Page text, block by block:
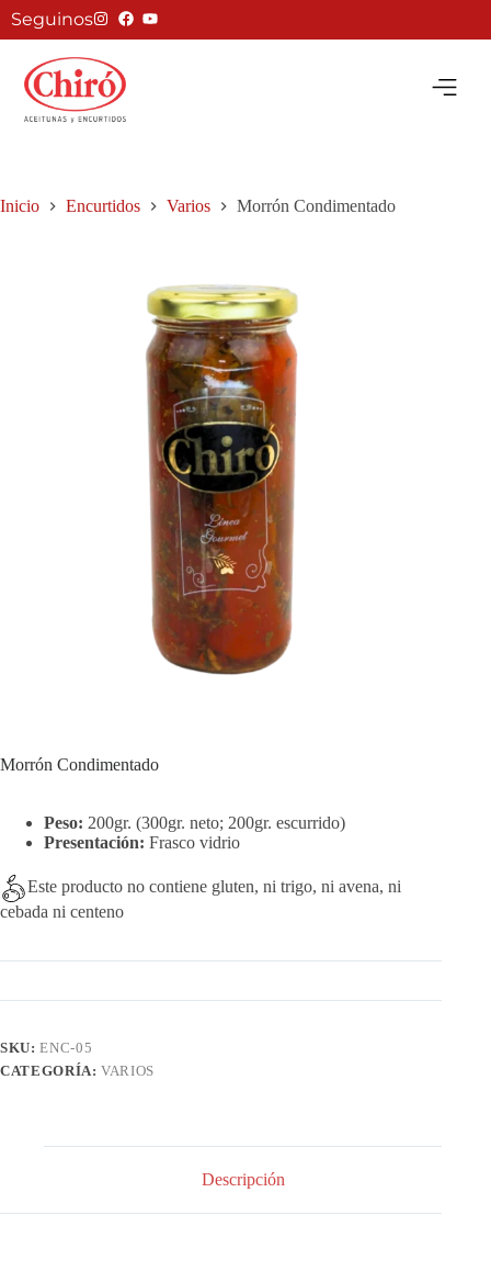
Seguinos
Inicio Encurtidos Varios Morrón Condimentado
Morrón Condimentado
Peso: 200gr. (300gr. neto; 200gr. escurrido)
Presentación: Frasco vidrio
Este producto no contiene gluten, ni trigo, ni avena, ni
cebada ni centeno
SKU:ENC-05
CATEGORÍA:VARIOS
Descripción